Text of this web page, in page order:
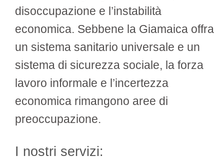
disoccupazione e l’instabilità
economica. Sebbene la Giamaica offra
un sistema sanitario universale e un
sistema di sicurezza sociale, la forza
lavoro informale e l’incertezza
economica rimangono aree di
preoccupazione.
I nostri servizi: